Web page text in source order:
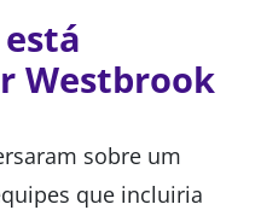
Westbrook
sobre um
que incluiria